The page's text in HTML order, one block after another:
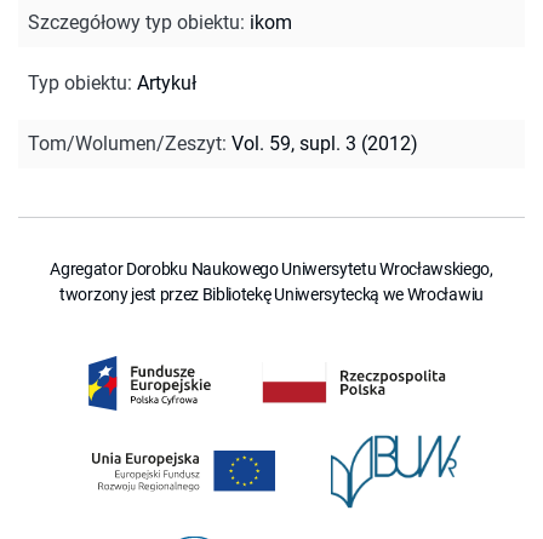
Szczegółowy typ obiektu: ikom
Typ obiektu: Artykuł
Tom/Wolumen/Zeszyt: Vol. 59, supl. 3 (2012)
Agregator Dorobku Naukowego Uniwersytetu Wrocławskiego,
tworzony jest przez Bibliotekę Uniwersytecką we Wrocławiu